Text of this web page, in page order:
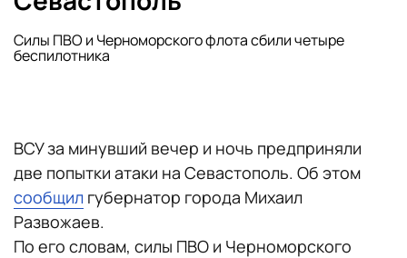
Силы ПВО и Черноморского флота сбили четыре
беспилотника
ВСУ за минувший вечер и ночь предприняли
две попытки атаки на Севастополь. Об этом
сообщил губернатор города Михаил
Развожаев.
По его словам, силы ПВО и Черноморского